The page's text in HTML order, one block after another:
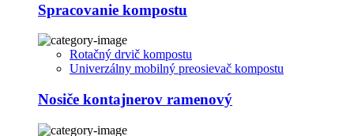
Spracovanie kompostu
Rotačný drvič kompostu
Univerzálny mobilný preosievač kompostu
Nosiče kontajnerov ramenový